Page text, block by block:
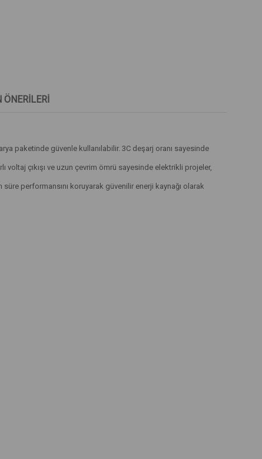
ÖNERILERI
paketinde güvenle kullanılabilir. 3C deşarj oranı sayesinde
voltaj çıkışı ve uzun çevrim ömrü sayesinde elektrikli projeler,
performansını koruyarak güvenilir enerji kaynağı olarak